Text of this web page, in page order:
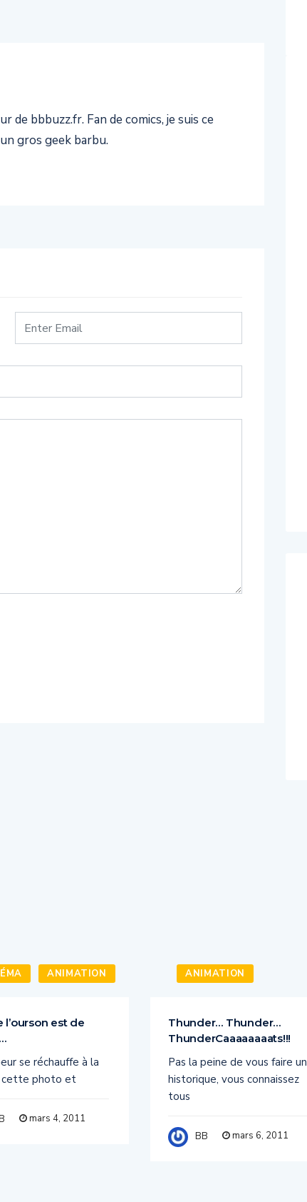
de bbbuzz.fr. Fan de comics, je suis ce
gros geek barbu.
ANIMATION
l’ourson est de
se réchauffe à la
cette photo et
mars 4, 2011
ANIMATION
Thunder… Thunder…
ThunderCaaaaaaaats!!!
Pas la peine de vous faire un
historique, vous connaissez
tous
BB mars 6, 2011